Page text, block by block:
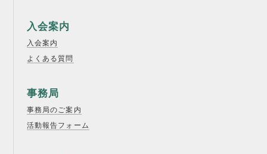
入会案内
入会案内
よくある質問
事務局
事務局のご案内
活動報告フォーム